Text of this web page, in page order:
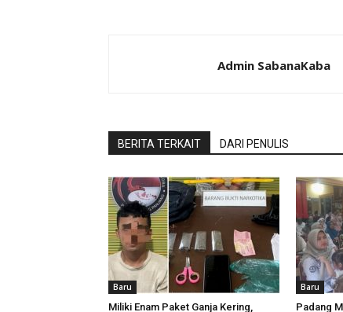
Admin SabanaKaba
BERITA TERKAIT DARI PENULIS
Baru
Miliki Enam Paket Ganja Kering,
Baru
Padang